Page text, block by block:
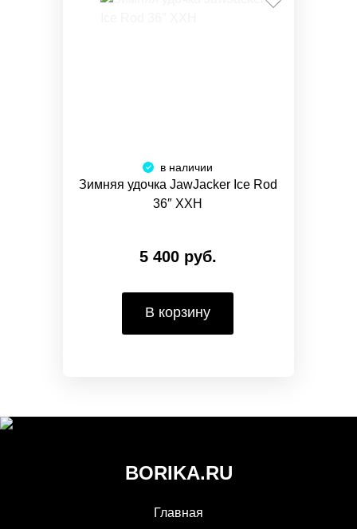
в наличии
Зимняя удочка JawJacker Ice Rod
36″ XXH
5 400 руб.
В корзину
BORIKA.RU
Главная